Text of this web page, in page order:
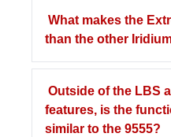
What makes the
than the other
Outside of the LBS
features, is the
similar to the 9555?